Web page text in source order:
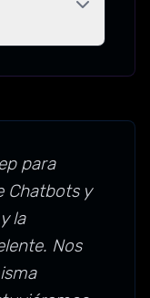
para
Chatbots y
la
Nos